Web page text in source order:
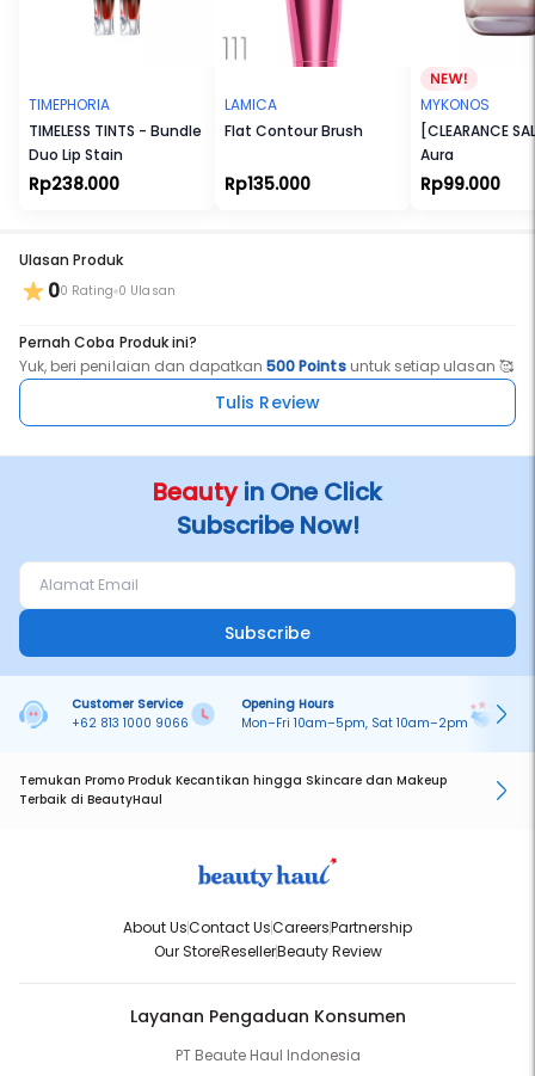
kandungan anti-aging yang dapat membantu mengurangi garis
halus pada wajah.
Cocok untuk Ibu Hamil dan Menyusui. Cocok untuk Vegetarian dan
Vegan. Tidak Melalui Uji Coba terhadap Hewan. Tanpa Bahan yang
Membahayakan Eksistensi Terumbu Karang. Tersertifikasi Halal.
TIMEPHORIA
TIMELESS TINTS - Bundle
Duo Lip Stain
Rp238.000
LAMICA
Flat Contour Brush
Rp135.000
MYKONOS
[CLEARANCE
Aura
Rp99.000
Ulasan Produk
00 Rating 0 Ulasan
Pernah Coba Produk ini?
Yuk, beri penilaian dan dapatkan500 Pointsuntuk setiap ulasan 🥰
Tulis Review
Beautyin One Click
Subscribe Now!
Subscribe
Customer Service
+62 813 1000 9066
Opening Hours
Mon–Fri 10am–5pm, Sat 10am–2pm
Temukan Promo Produk Kecantikan hingga Skincare dan Makeup
Terbaik di BeautyHaul
About UsContact UsCareersPartnership
Our StoreResellerBeauty Review
Layanan Pengaduan Konsumen
PT Beaute Haul Indonesia